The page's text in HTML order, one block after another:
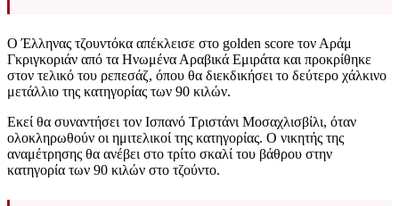
Ο Έλληνας τζουντόκα απέκλεισε στο golden score τον Αράμ
Γκριγκοριάν από τα Ηνωμένα Αραβικά Εμιράτα και προκρίθηκε
στον τελικό του ρεπεσάζ, όπου θα διεκδικήσει το δεύτερο χάλκινο
μετάλλιο της κατηγορίας των 90 κιλών.
Εκεί θα συναντήσει τον Ισπανό Τριστάνι Μοσαχλισβίλι, όταν
ολοκληρωθούν οι ημιτελικοί της κατηγορίας. Ο νικητής της
αναμέτρησης θα ανέβει στο τρίτο σκαλί του βάθρου στην
κατηγορία των 90 κιλών στο τζούντο.